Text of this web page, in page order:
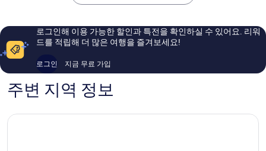
구
요,
이
용
후
기
2,052
개
용
로그인해 이용 가능한 할인과 특전을 확인하실 수 있어요. 리워
드를 적립해 더 많은 여행을 즐겨보세요!
로그인 지금 무료 가입
주변 지역 정보